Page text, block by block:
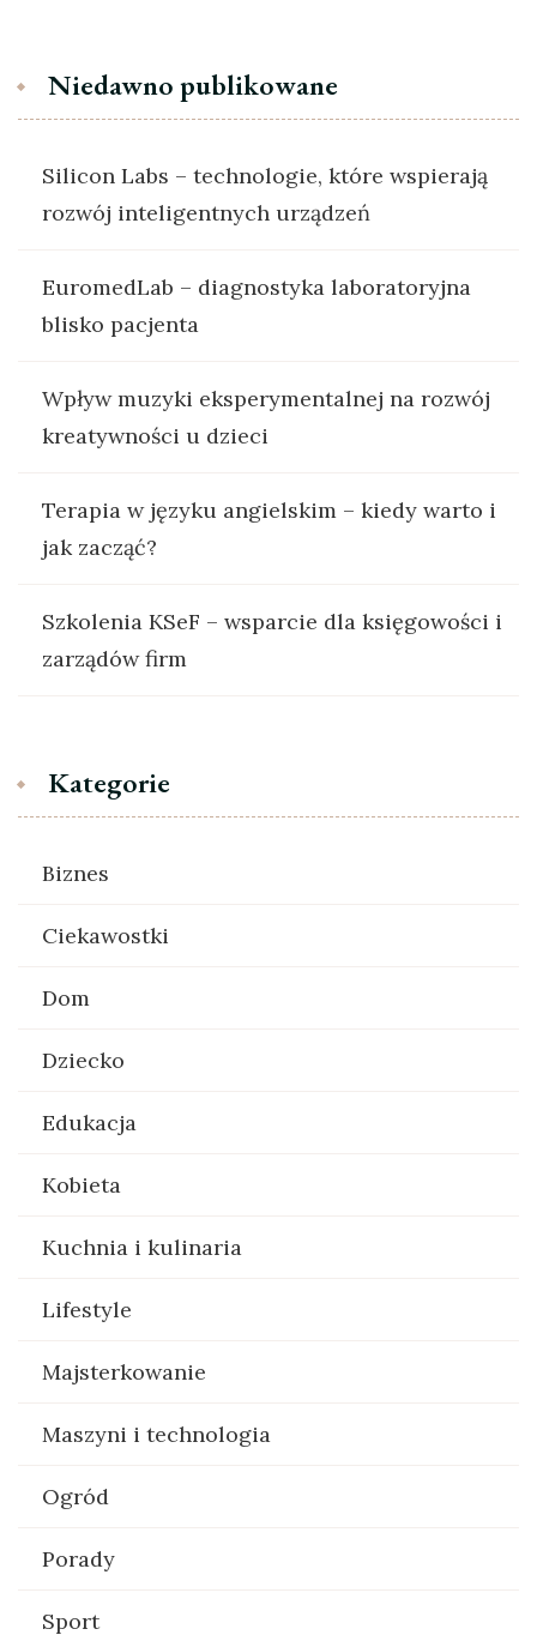
Niedawno publikowane
Silicon Labs – technologie, które wspierają
rozwój inteligentnych urządzeń
EuromedLab – diagnostyka laboratoryjna
blisko pacjenta
Wpływ muzyki eksperymentalnej na rozwój
kreatywności u dzieci
Terapia w języku angielskim – kiedy warto i
jak zacząć?
Szkolenia KSeF – wsparcie dla księgowości i
zarządów firm
Kategorie
Biznes
Ciekawostki
Dom
Dziecko
Edukacja
Kobieta
Kuchnia i kulinaria
Lifestyle
Majsterkowanie
Maszyni i technologia
Ogród
Porady
Sport